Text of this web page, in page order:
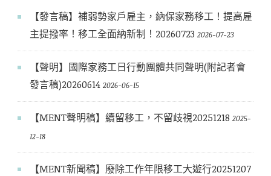
【發言稿】補弱勢家戶雇主，納保家務移工！提高雇
主提撥率！移工全面納新制！20260723 2026-07-23
【聲明】國際家務工日行動團體共同聲明(附記者會
發言稿)20260614 2026-06-15
【MENT聲明稿】續留移工，不留歧視20251218 2025-
12-18
【MENT新聞稿】廢除工作年限移工大遊行20251207